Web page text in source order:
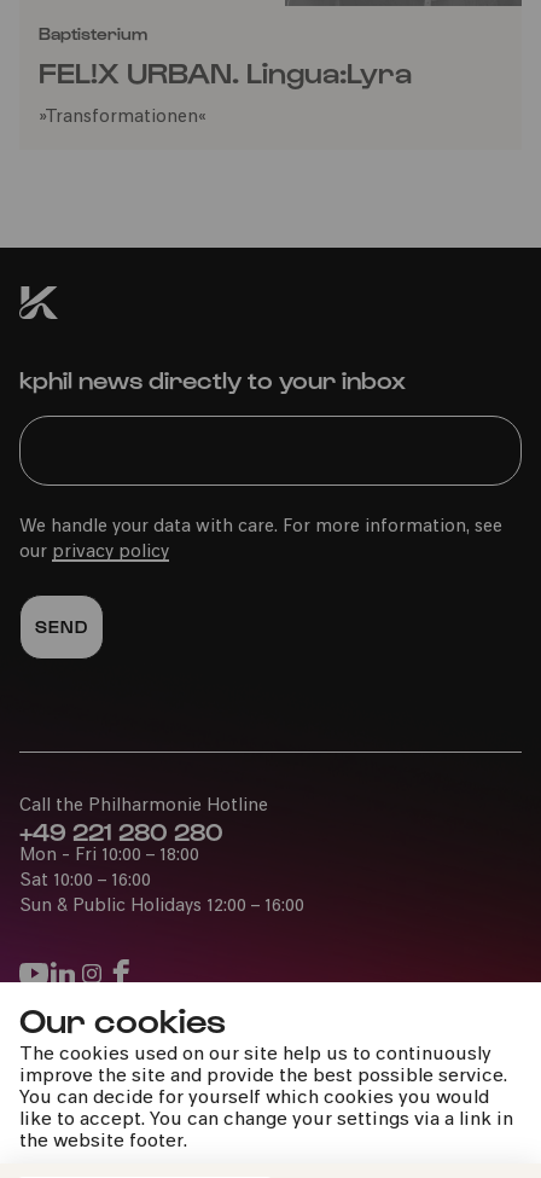
Our cookies
The cookies used on our site help us to continuously
improve the site and provide the best possible service.
You can decide for yourself which cookies you would
like to accept. You can change your settings via a link in
the website footer.
Baptisterium
FEL!X URBAN. Lingua:Lyra
»Transformationen«
kphil news directly to your inbox
We handle your data with care. For more information, see
our privacy policy
Press
Jobs
News
Contact
Submit a withdrawal request
Call the Philharmonie Hotline
+49 221 280 280
Mon - Fri 10:00 – 18:00
Sat 10:00 – 16:00
Sun & Public Holidays 12:00 – 16:00